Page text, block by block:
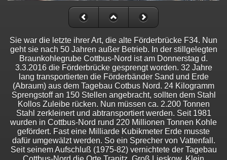
Sie war die letzte ihrer Art, die alte Förderbrücke F34. Nun
geht sie nach 50 Jahren außer Betrieb. In der stillgelegten
Braunkohlegrube Cottbus-Nord ist am Donnerstag d.
3.3.2016 die Förderbrücke gesprengt worden. 32 Jahre
lang transportierten die Förderbänder Sand und Erde
(Abraum) aus dem Tagebau Cotbus Nord. 24 Kilogramm
Sprengstoff an 150 Stellen angebracht, sollten dem Stahl
Kollos Zuleibe rücken. Nun müssen ca. 2.200 Tonnen
Stahl zerkleinert und abtransportiert werden. Seit 1981
wurden in Cottbus-Nord rund 220 Millionen Tonnen Kohle
gefördert. Fast eine Milliarde Kubikmeter Erde musste
dafür umgewälzt werden. So ein Sprecher von Vattenfall.
Seit seinem Aufschluß (1975-82) vernichtete der Tagebau